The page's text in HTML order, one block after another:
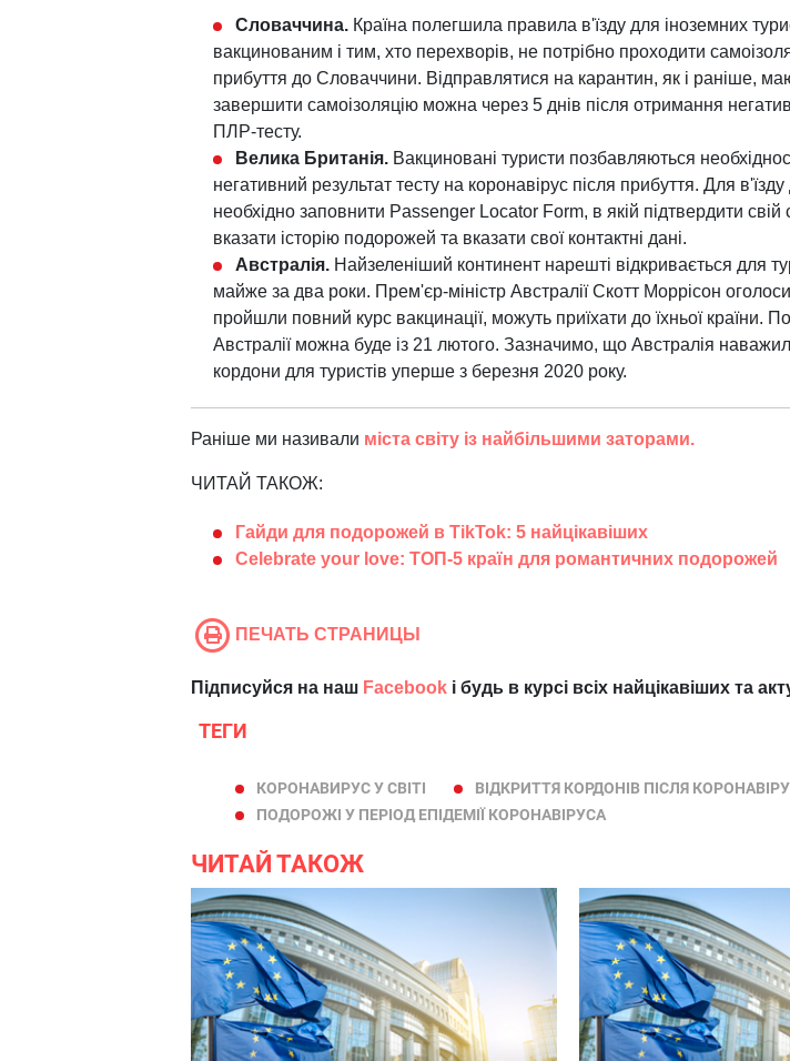
Словаччина. Країна полегшила правила в'їзду для іноземних
вакцинованим і тим, хто перехворів, не потрібно проходити
прибуття до Словаччини. Відправлятися на карантин, як і раніше,
завершити самоізоляцію можна через 5 днів після отримання
ПЛР-тесту.
Велика Британія. Вакциновані туристи позбавляються
негативний результат тесту на коронавірус після прибуття. Для в'їзду
необхідно заповнити Passenger Locator Form, в якій підтвердити свій
вказати історію подорожей та вказати свої контактні дані.
Австралія. Найзеленіший континент нарешті відкривається для
майже за два роки. Прем'єр-міністр Австралії Скотт Моррісон
пройшли повний курс вакцинації, можуть приїхати до їхньої країни.
Австралії можна буде із 21 лютого. Зазначимо, що Австралія
кордони для туристів уперше з березня 2020 року.
Раніше ми називали міста світу із найбільшими заторами.
ЧИТАЙ ТАКОЖ:
Гайди для подорожей в TikTok: 5 найцікавіших
Celebrate your love: ТОП-5 країн для романтичних подорожей
ПЕЧАТЬ СТРАНИЦЫ
Підписуйся на наш Facebook і будь в курсі всіх найцікавіших та
ТЕГИ
КОРОНАВИРУС У СВІТІ
ВІДКРИТТЯ КОРДОНІВ ПІСЛЯ
ПОДОРОЖІ У ПЕРІОД ЕПІДЕМІЇ КОРОНАВІРУСА
ЧИТАЙ ТАКОЖ